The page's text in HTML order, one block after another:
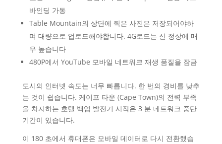
바인딩 가동
Table Mountain의 상단에 찍은 사진은 저장되어야하
며 대량으로 업로드해야합니다. 4G로드는 산 정상에 매
우 높습니다
480P에서 YouTube 모바일 네트워크 재생 품질을 잠금
도시의 인터넷 속도는 너무 빠릅니다. 한 번의 경비를 낮추
는 것이 쉽습니다. 케이프 타운 (Cape Town)의 전력 부족
을 차지하는 호텔 백업 발전기 시작은 3 분 네트워크 중단
기간이 있습니다.
이 180 초에서 휴대폰은 모바일 데이터로 다시 전환했습